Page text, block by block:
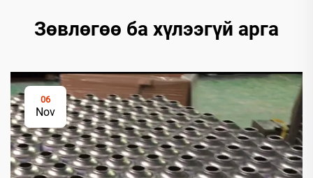
Зөвлөгөө ба хүлээгүй арга
06
Nov